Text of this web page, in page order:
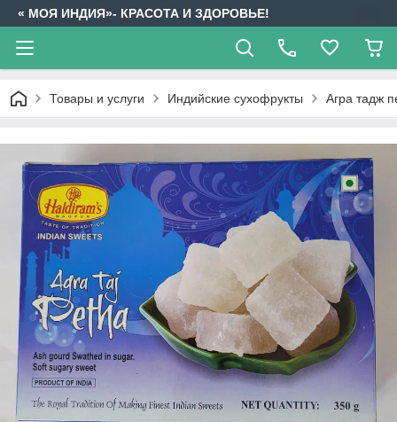
« МОЯ ИНДИЯ»- КРАСОТА И ЗДОРОВЬЕ!
Товары и услуги Индийские сухофрукты Агра тадж